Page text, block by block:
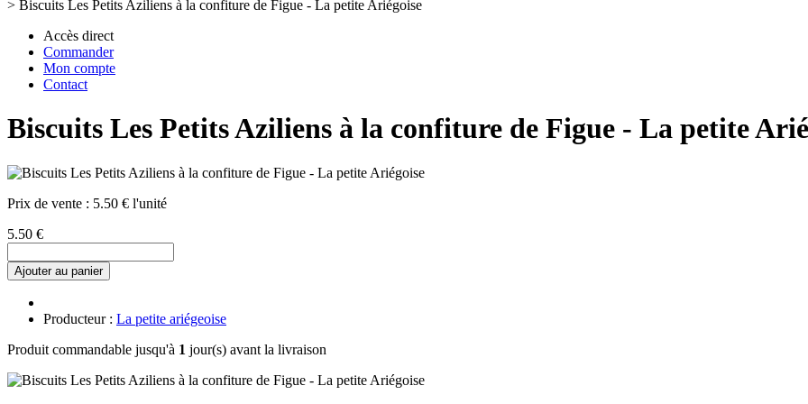
> Biscuits Les Petits Aziliens à la confiture de Figue - La petite Ariégoise
Accès direct
Commander
Mon compte
Contact
Biscuits Les Petits Aziliens à la confiture de Figue - La petite
Prix de vente : 5.50 € l'unité
5.50 €
Ajouter au panier
Producteur : La petite ariégeoise
Produit commandable jusqu'à 1 jour(s) avant la livraison